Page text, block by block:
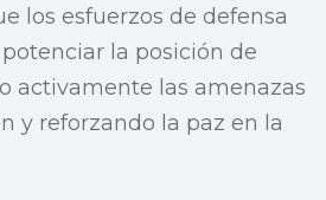
los esfuerzos de defensa
la posición de
activamente las amenazas
y reforzando la paz en la